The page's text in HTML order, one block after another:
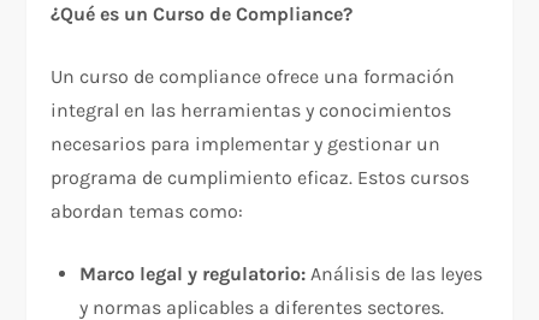
¿Qué es un Curso de Compliance?
Un curso de compliance ofrece una formación
integral en las herramientas y conocimientos
necesarios para implementar y gestionar un
programa de cumplimiento eficaz. Estos cursos
abordan temas como:
Marco legal y regulatorio: Análisis de las leyes
y normas aplicables a diferentes sectores.